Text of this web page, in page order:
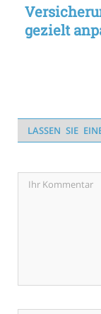
gezielt
LASSEN SIE